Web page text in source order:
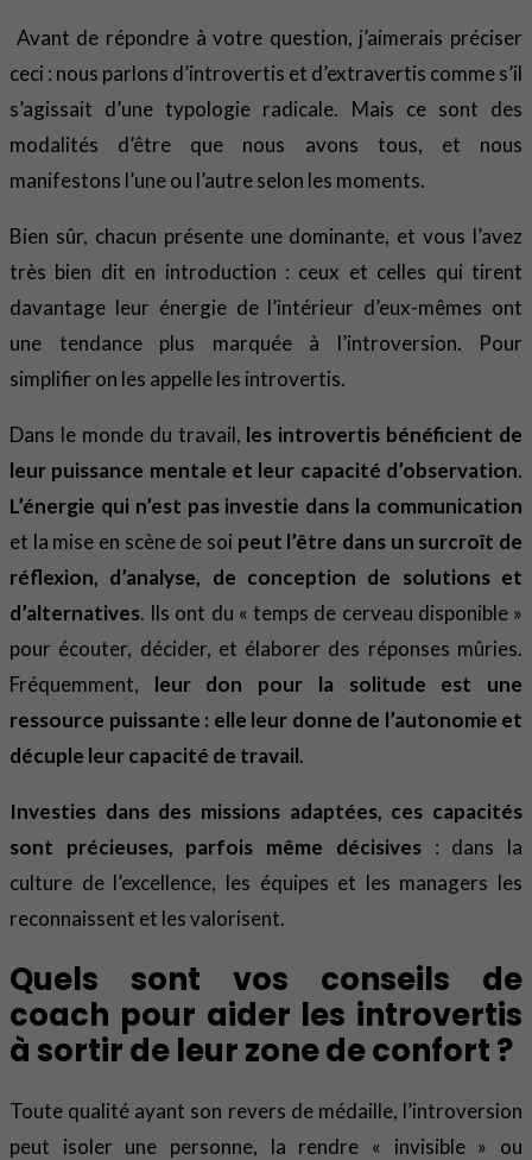
Avant de répondre à votre question, j’aimerais préciser
ceci : nous parlons d’introvertis et d’extravertis comme s’il
s’agissait d’une typologie radicale. Mais ce sont des
modalités d’être que nous avons tous, et nous
manifestons l’une ou l’autre selon les moments.
Bien sûr, chacun présente une dominante, et vous l’avez
très bien dit en introduction : ceux et celles qui tirent
davantage leur énergie de l’intérieur d’eux-mêmes ont
une tendance plus marquée à l’introversion. Pour
simplifier on les appelle les introvertis.
Dans le monde du travail, les introvertis bénéficient de
leur puissance mentale et leur capacité d’observation.
L’énergie qui n’est pas investie dans la communication
et la mise en scène de soi peut l’être dans un surcroît de
réflexion, d’analyse, de conception de solutions et
d’alternatives. Ils ont du « temps de cerveau disponible »
pour écouter, décider, et élaborer des réponses mûries.
Fréquemment, leur don pour la solitude est une
ressource puissante : elle leur donne de l’autonomie et
décuple leur capacité de travail.
Investies dans des missions adaptées, ces capacités
sont précieuses, parfois même décisives: dans la
culture de l’excellence, les équipes et les managers les
reconnaissent et les valorisent.
Quels sont vos conseils de
coach pour aider les introvertis
à sortir de leur zone de confort ?
Toute qualité ayant son revers de médaille, l’introversion
peut isoler une personne, la rendre « invisible » ou